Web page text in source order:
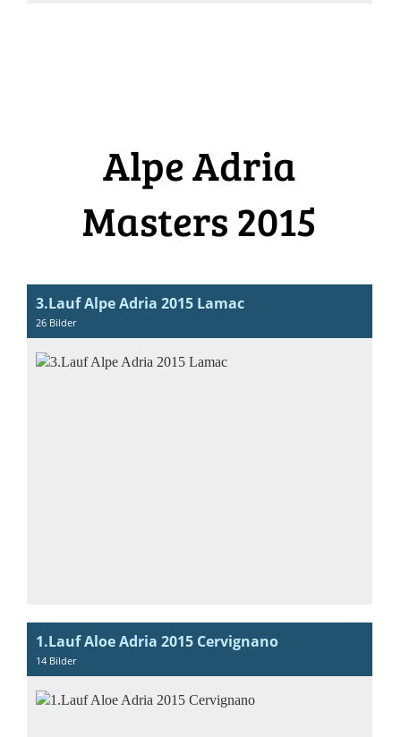
Alpe Adria
Masters 2015
3.Lauf Alpe Adria 2015 Lamac
26 Bilder
1.Lauf Aloe Adria 2015 Cervignano
14 Bilder